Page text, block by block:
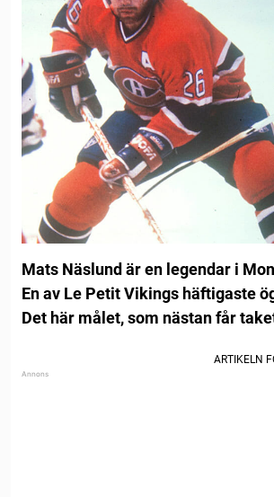
Mats Näslund är en legendar i
En av Le Petit Vikings häftigaste
Det här målet, som nästan får